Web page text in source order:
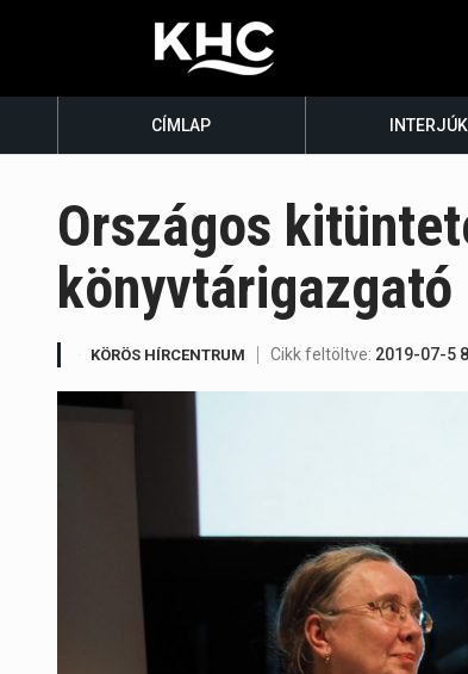
CÍMLAP INTERJÚK
Országos
könyvtárigazgató
KÖRÖS HÍRCENTRUM Cikk feltöltve: 2019-07-5